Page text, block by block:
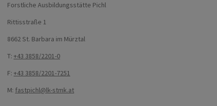
Forstliche Ausbildungsstätte Pichl
Rittisstraße 1
8662 St. Barbara im Mürztal
T: +43 3858/2201-0
F: +43 3858/2201-7251
M: fastpichl@lk-stmk.at